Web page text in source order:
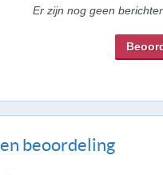
Er zijn nog geen
beoordeling